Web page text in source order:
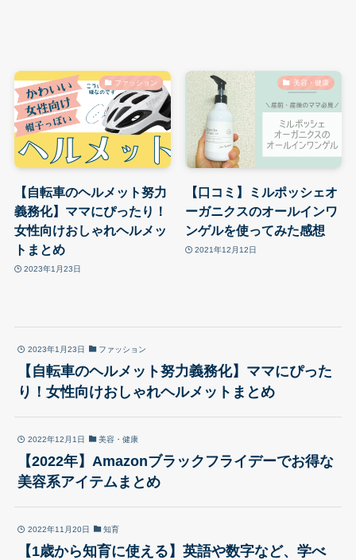
ファッション
【自転車のヘルメット努力
義務化】ママにぴったり！
女性向けおしゃれヘルメッ
トまとめ
2023年1月23日
美容・健康
【口コミ】ミルポッシェオ
ーガニクスのオールインワ
ンゲルを使ってみた感想
2021年12月12日
2023年1月23日 ファッション
【自転車のヘルメット努力義務化】ママにぴった
り！女性向けおしゃれヘルメットまとめ
2022年12月1日 美容・健康
【2022年】Amazonブラックフライデーでお得な
美容系アイテムまとめ
2022年11月20日 知育
【1歳から知育に使える】英語や数字など、学べ